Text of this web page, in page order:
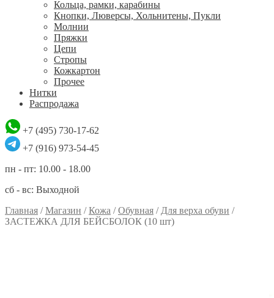
Кольца, рамки, карабины
Кнопки, Люверсы, Хольнитены, Пукли
Молнии
Пряжки
Цепи
Стропы
Кожкартон
Прочее
Нитки
Распродажа
+7 (495) 730-17-62
+7 (916) 973-54-45
пн - пт: 10.00 - 18.00
сб - вс: Выходной
Главная /Магазин /Кожа /Обувная / Для верха обуви /
ЗАСТЕЖКА ДЛЯ БЕЙСБОЛОК (10 шт)